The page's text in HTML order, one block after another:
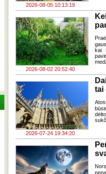
2026-08-05 10:13:19
2026-08-02 20:52:40
kai
2026-07-24 19:34:20
tai